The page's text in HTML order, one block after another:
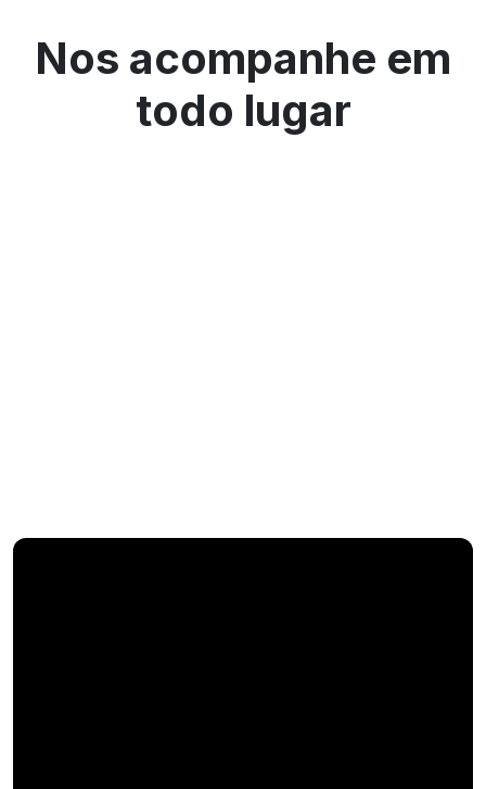
Nos acompanhe em
todo lugar